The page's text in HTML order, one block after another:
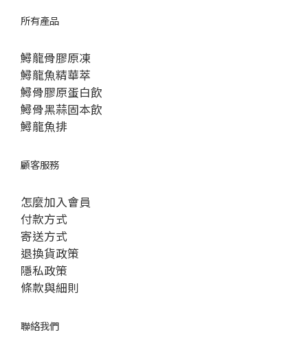
所有產品
鱘龍骨膠原凍
鱘龍魚精華萃
鱘骨膠原蛋白飲
鱘骨黑蒜固本飲
鱘龍魚排
顧客服務
怎麼加入會員
付款方式
寄送方式
退換貨政策
隱私政策
條款與細則
聯絡我們